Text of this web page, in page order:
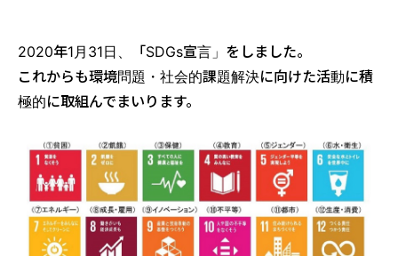
2020年1月31日、「SDGs宣言」をしました。
これからも環境問題・社会的課題解決に向けた活動に積
極的に取組んでまいります。